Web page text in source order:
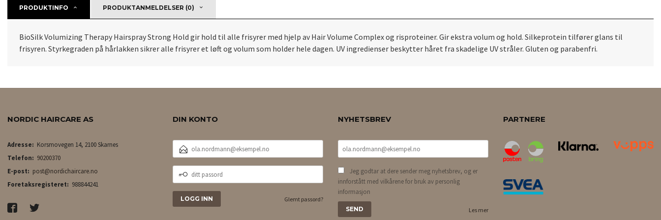
PRODUKTINFO PRODUKTANMELDELSER (0)
BioSilk Volumizing Therapy Hairspray Strong Hold gir hold til alle frisyrer med hjelp av Hair Volume Complex og risproteiner. Gir ekstra volum og hold. Silkeprotein tilfører glans til
frisyren. Styrkegraden på hårlakken sikrer alle frisyrer et løft og volum som holder hele dagen. UV ingredienser beskytter håret fra skadelige UV stråler. Gluten og parabenfri.
NORDIC HAIRCARE AS
Adresse: Korsmovegen 14, 2100 Skarnes
Telefon: 90200370
E-post: post@nordichaircare.no
Foretaksregisteret: 988844241
DIN KONTO
POSTADRESSE
PASSORD
Glemt passord?
NYHETSBREV
Jeg godtar at dere sender meg nyhetsbrev, og er
innforstått med vilkårene for bruk av personlig
informasjon
Les mer
PARTNERE